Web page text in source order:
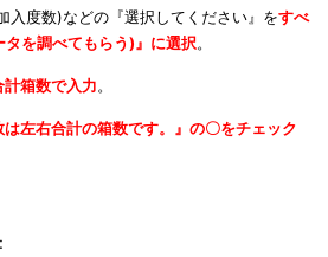
入度数)などの『選択してください』をすべ
を調べてもらう)』に選択。
計箱数で入力。
は左右合計の箱数です。』の〇をチェック
: